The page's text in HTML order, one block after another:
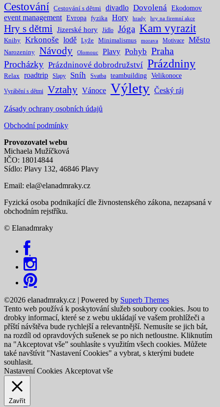
Cestování Cestování s dětmi divadlo Dovolená Ekodomov
event management Evropa fyzika Hory hrady hry na firemní akce
Hry s dětmi Jizerské hory Jídlo Jóga Kam vyrazit
Knihy Krkonoše lodě Lyže Minimalismus morava Motivace Město
Narozeniny Návody Olomouc Plavy Pohyb Praha
Procházky Prázdninové dobrodružství Prázdniny
Relax roadtrip Slapy Sníh Svatba teambuilding Velikonoce
Vyrábění s dětmi Vztahy Vánoce Výlety Český ráj
Zásady ochrany osobních údajů
Obchodní podmínky
Provozovatel webu
Michaela Mužíčková
IČO: 18014844
Sídlo: Plavy 132, 46846 Plavy
Email: ela@elanadmraky.cz
Fyzická osoba podnikající dle živnostenského zákona, nezapsaná v
obchodním rejstříku.
© Elanadmraky
©2026 elanadmraky.cz | Powered by Superb Themes
Tento web používá k poskytování služeb soubory cookies. Jsou to
drobky informací, které se z webu ukládají ve vašem prohlížeči a
příští návštěva bude rychlejší a relevantnější. Nemusíte se jich bát,
na rozdíl od opravdových sušenek se po nich netloustne. Kliknutím
na "Akceptovat vše” souhlasíte s využitím všech cookies. Můžete
také navštívit "Nastavení Cookies" a vybrat, s kterými budete
souhlasit.
Nastavení Cookies Akceptovat vše
Zavřít